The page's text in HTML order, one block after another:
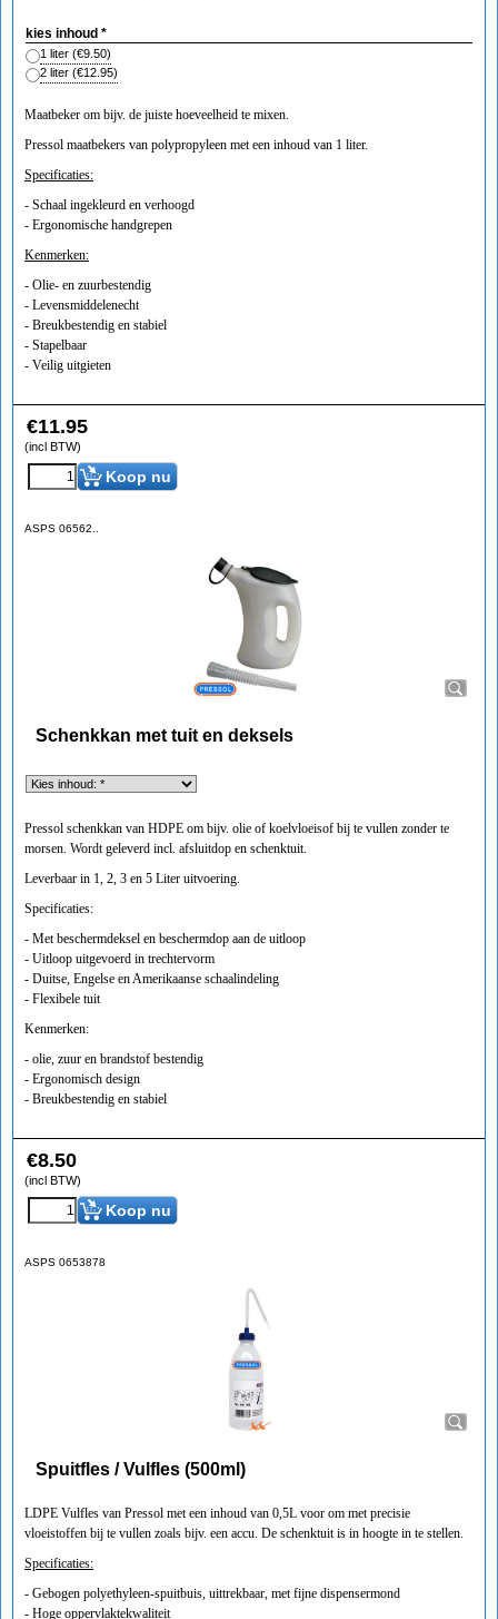
kies inhoud *
1 liter (€9.50)
2 liter (€12.95)
Maatbeker om bijv. de juiste hoeveelheid te mixen.
Pressol maatbekers van polypropyleen met een inhoud van 1 liter.
Specificaties:
- Schaal ingekleurd en verhoogd
- Ergonomische handgrepen
Kenmerken:
- Olie- en zuurbestendig
- Levensmiddelenecht
- Breukbestendig en stabiel
- Stapelbaar
- Veilig uitgieten
€11.95
(incl BTW)
Koop nu
ASPS 06562..
Schenkkan met tuit en deksels
Pressol schenkkan van HDPE om bijv. olie of koelvloeisof bij te vullen zonder te
morsen. Wordt geleverd incl. afsluitdop en schenktuit.
Leverbaar in 1, 2, 3 en 5 Liter uitvoering.
Specificaties:
- Met beschermdeksel en beschermdop aan de uitloop
- Uitloop uitgevoerd in trechtervorm
- Duitse, Engelse en Amerikaanse schaalindeling
- Flexibele tuit
Kenmerken:
- olie, zuur en brandstof bestendig
- Ergonomisch design
- Breukbestendig en stabiel
€8.50
(incl BTW)
Koop nu
ASPS 0653878
Spuitfles / Vulfles (500ml)
LDPE Vulfles van Pressol met een inhoud van 0,5L voor om met precisie
vloeistoffen bij te vullen zoals bijv. een accu. De schenktuit is in hoogte in te stellen.
Specificaties:
- Gebogen polyethyleen-spuitbuis, uittrekbaar, met fijne dispensermond
- Hoge oppervlaktekwaliteit